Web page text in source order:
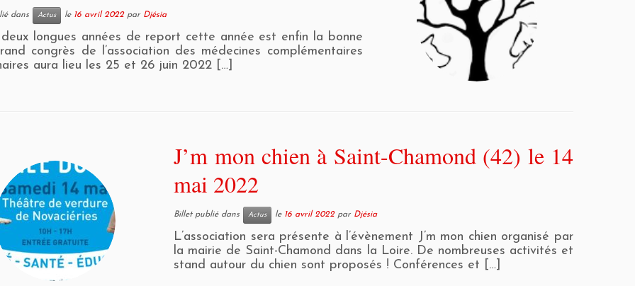
dans Actus le 16 avril 2022 par Djésia
longues années de report cette année est enfin la bonne
congrès de l’association des médecines complémentaires
aura lieu les 25 et 26 juin 2022 […]
J’m mon chien à Saint-Chamond (42) le 14
mai 2022
Billet publié dans Actus le 16 avril 2022 par Djésia
L’association sera présente à l’évènement J’m mon chien organisé par
la mairie de Saint-Chamond dans la Loire. De nombreuses activités et
stand autour du chien sont proposés ! Conférences et […]